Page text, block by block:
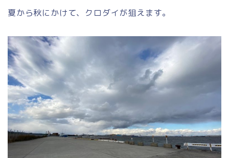
夏から秋にかけて、クロダイが狙えます。